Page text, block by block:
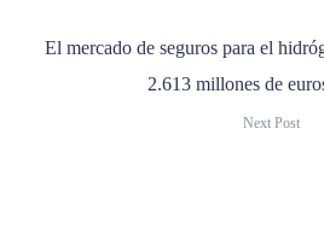
El mercado de seguros para el
2.613 millones de
Next Post